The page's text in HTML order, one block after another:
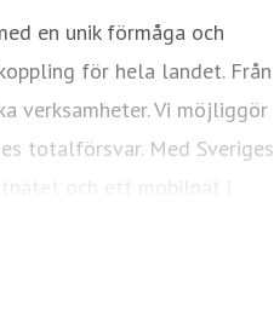
en unik förmåga och
för hela landet. Från
verksamheter. Vi möjliggör
totalförsvar. Med Sveriges
och ett mobilnät i
vardag och framtid.